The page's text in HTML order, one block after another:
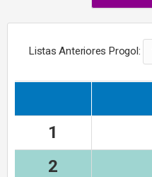
Listas Anteriores Progol:
1
2